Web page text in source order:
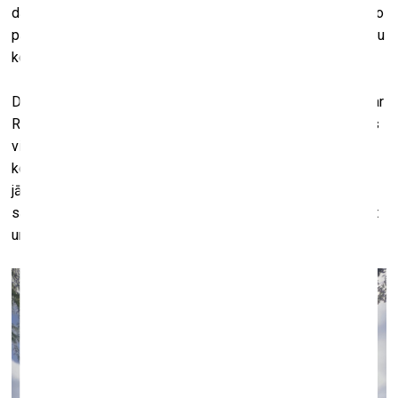
daudzi citi, kam ir šķietami līdzīga vizuālā valoda. Es kaut ko
paņemu no viņiem un vēl daudziem citiem, un to visu salieku
kopā, ielieku savā stāstā pavisam citā kontekstā.
Domāju, tas man arī sniedz iespēju veiksmīgāk komunicēt ar
Rietumu pasauli, jo viņi ir pieraduši pie šādas estētikas. Tas
viss tiek darīts apzināti, jo es neredzu jēgu radīt kaut ko, ar
ko cilvēki nespētu sevi asociēt. Tāpēc – jā, ir stratēģiski
jākonstruē fotogrāfijas stils, lai man pašam būtu “vēdera
sajūta”, ka ir izdevies kadrs, un arī skatītājs spētu to uztvert
un vēlētos asociēties.